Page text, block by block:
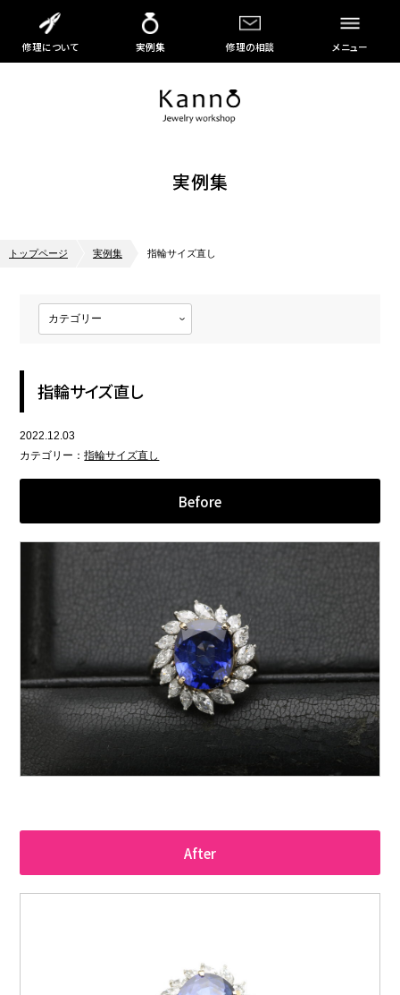
修理について 実例集 修理の相談 メニュー
実例集
トップページ 実例集 指輪サイズ直し
指輪サイズ直し
2022.12.03
カテゴリー：指輪サイズ直し
Before
After